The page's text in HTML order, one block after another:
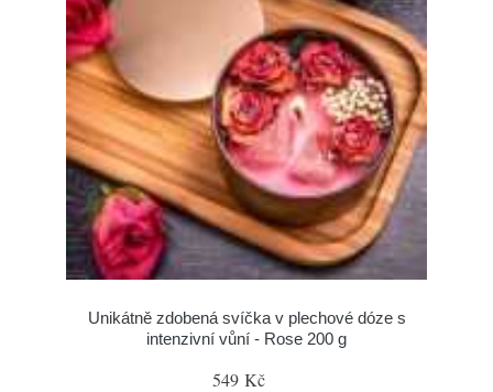
Unikátně zdobená svíčka v plechové dóze s
intenzivní vůní - Rose 200 g
549 Kč